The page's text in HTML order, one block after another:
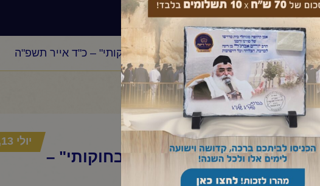
/ החיד"א -שיעור לאברכים פרשת "בהר -בחוקותי" – כ"ד אייר תשפ"ה
לאברכים פרשת "בהר -בחוקותי" –
יולי 13, 2025